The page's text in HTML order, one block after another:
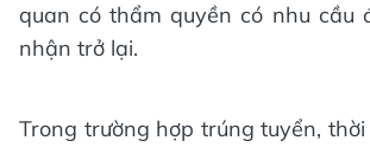
quan có thẩm quyền có nhu cầu
nhận trở lại.
Trong trường hợp trúng tuyển,